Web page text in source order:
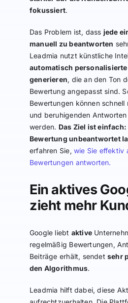
fokussiert.
Das Problem ist, dass jede
manuell zu beantworten
Leadmia nutzt künstliche
automatisch
generieren, die an den Ton
Bewertung angepasst sind.
Bewertungen können schnell
und beruhigenden
werden. Das Ziel ist
Bewertung unbeantwortet
erfahren Sie, wie Sie effektiv
Bewertungen antworten.
Ein aktives
zieht mehr
Google liebt aktive
regelmäßig Bewertungen,
Beiträge erhält, sendetsehr
den Algorithmus.
Leadmia hilft dabei, diese